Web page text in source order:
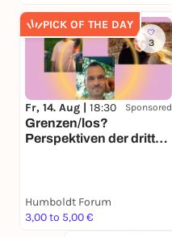
PICK OF THE DAY
3
Fr, 14. Aug | 18:30 Sponsored
Grenzen/los?
Perspektiven der dritten
mit Ngoc Anh Nguyen,
Juliane Meckert und
Humboldt Forum
3,00 to 5,00 €